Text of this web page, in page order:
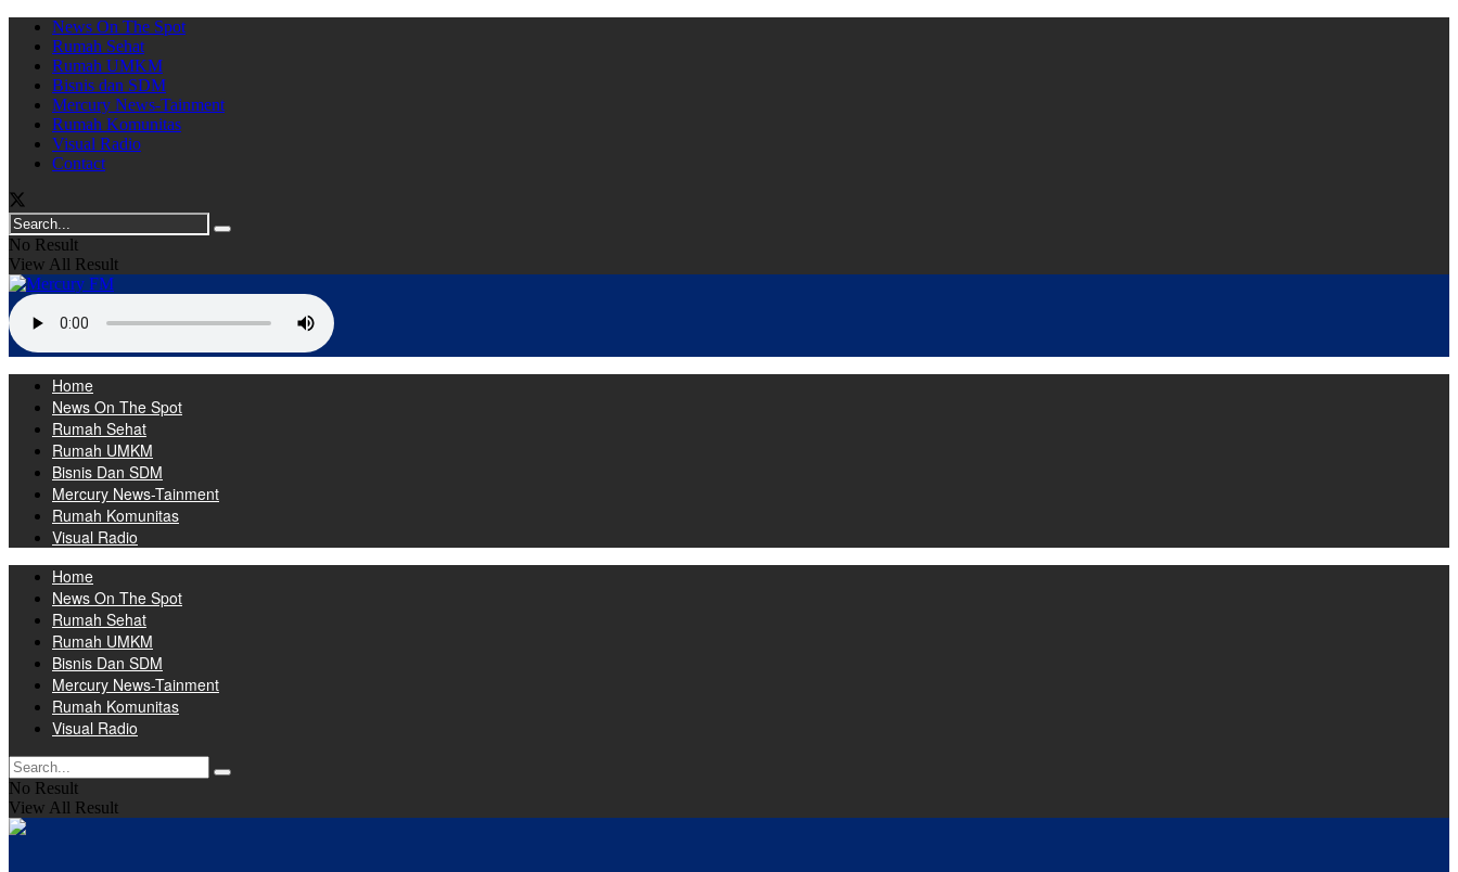
News On The Spot
Rumah Sehat
Rumah UMKM
Bisnis dan SDM
Mercury News-Tainment
Rumah Komunitas
Visual Radio
Contact
No Result
View All Result
Home
News On The Spot
Rumah Sehat
Rumah UMKM
Bisnis Dan SDM
Mercury News-Tainment
Rumah Komunitas
Visual Radio
Home
News On The Spot
Rumah Sehat
Rumah UMKM
Bisnis Dan SDM
Mercury News-Tainment
Rumah Komunitas
Visual Radio
No Result
View All Result